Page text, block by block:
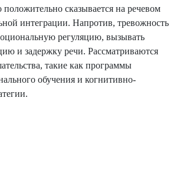
положительно сказывается на речевом
интеграции. Напротив, тревожность
регуляцию, вызывать
и задержку речи. Рассматриваются
такие как программы
обучения и когнитивно-